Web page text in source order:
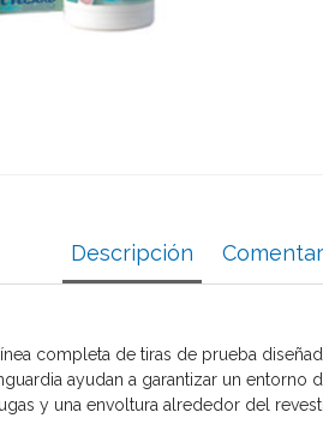
Descripción
línea completa de tiras de prueba
ayudan a garantizar un
y una envoltura alrededor del